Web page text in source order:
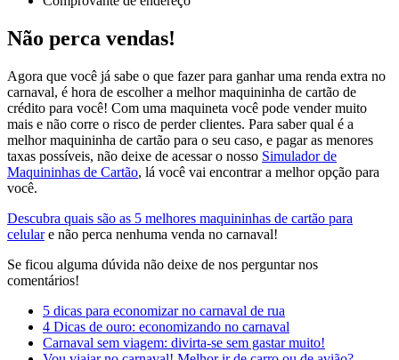
Não perca vendas!
Agora que você já sabe o que fazer para ganhar uma renda extra no
carnaval, é hora de escolher a melhor maquininha de cartão de
crédito para você! Com uma maquineta você pode vender muito
mais e não corre o risco de perder clientes. Para saber qual é a
melhor maquininha de cartão para o seu caso, e pagar as menores
taxas possíveis, não deixe de acessar o nosso Simulador de
Maquininhas de Cartão, lá você vai encontrar a melhor opção para
você.
Descubra quais são as 5 melhores maquininhas de cartão para
celulare não perca nenhuma venda no carnaval!
Se ficou alguma dúvida não deixe de nos perguntar nos
comentários!
5 dicas para economizar no carnaval de rua
4 Dicas de ouro: economizando no carnaval
Carnaval sem viagem: divirta-se sem gastar muito!